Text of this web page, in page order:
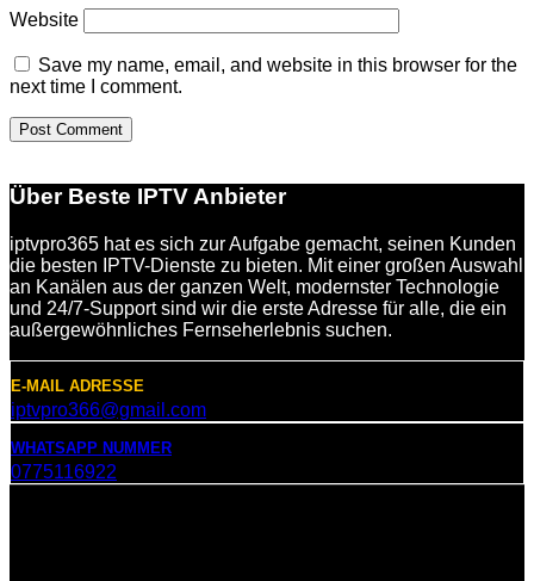
Website
Save my name, email, and website in this browser for the
next time I comment.
Über Beste IPTV Anbieter
iptvpro365 hat es sich zur Aufgabe gemacht, seinen Kunden
die besten IPTV-Dienste zu bieten. Mit einer großen Auswahl
an Kanälen aus der ganzen Welt, modernster Technologie
und 24/7-Support sind wir die erste Adresse für alle, die ein
außergewöhnliches Fernseherlebnis suchen.
E-MAIL ADRESSE
iptvpro366@gmail.com
WHATSAPP NUMMER
0775116922